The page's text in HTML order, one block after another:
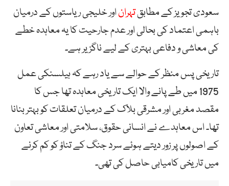
سعودی تجویز کے مطابقتہراناور خلیجی ریاستوں کے درمیان
باہمی اعتماد کی بحالی اور عدم جارحیت کا یہ معاہدہ خطے
کی معاشی و دفاعی بہتری کے لیے ناگزیر ہے۔
تاریخی پس منظر کے حوالے سے یاد رہے کہ ہیلسنکی عمل
1975 میں طے پانے والا ایک تاریخی معاہدہ تھا جس کا
مقصد مغربی اور مشرقی بلاک کے درمیان تعلقات کو بہتر بنانا
تھا۔ اس معاہدے نے انسانی حقوق، سلامتی اور معاشی تعاون
کے اصولوں پر زور دیتے ہوئے سرد جنگ کے تناؤ کو کم کرنے
میں تاریخی کامیابی حاصل کی تھی۔